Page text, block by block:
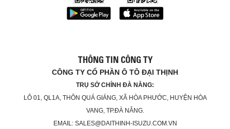
THÔNG TIN CÔNG TY
CÔNG TY CỔ PHẦN Ô TÔ ĐẠI THỊNH
TRỤ SỞ CHÍNH ĐÀ NẴNG:
LÔ 01, QL1A, THÔN QUÁ GIÁNG, XÃ HÒA PHƯỚC, HUYỆN HÒA
VANG, TP.ĐÀ NẴNG.
EMAIL: SALES@DAITHINH-ISUZU.COM.VN